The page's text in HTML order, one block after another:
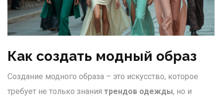
Как создать модный образ
Создание модного образа – это искусство, которое
требует не только знания трендов одежды, но и